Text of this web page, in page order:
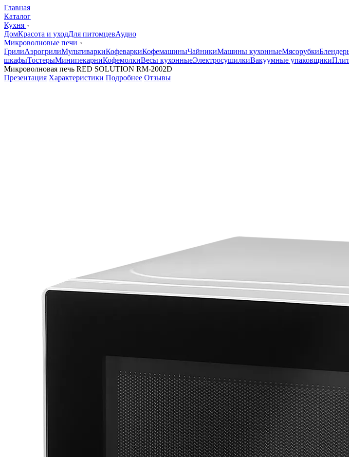
Главная
Каталог
Кухня
ДомКрасота и уходДля питомцевАудио
Микроволновые печи
ГрилиАэрогрилиМультиваркиКофеваркиКофемашиныЧайникиМашины кухонныеМясорубки
шкафыТостерыМинипекарниКофемолкиВесы кухонныеЭлектросушилкиВакуумные упаковщики
Микроволновая печь RED SOLUTION RM-2002D
Презентация Характеристики Подробнее Отзывы